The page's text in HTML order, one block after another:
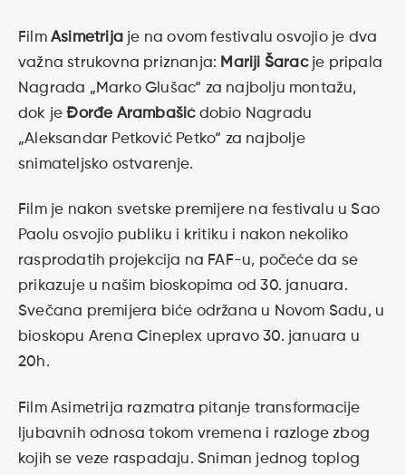
Film Asimetrija je na ovom festivalu osvojio je dva
važna strukovna priznanja: Mariji Šaracje pripala
Nagrada „Marko Glušac“ za najbolju montažu,
dok jeĐorđe Arambašićdobio Nagradu
„Aleksandar Petković Petko“ za najbolje
snimateljsko ostvarenje.
Film je nakon svetske premijere na festivalu u Sao
Paolu osvojio publiku i kritiku i nakon nekoliko
rasprodatih projekcija na FAF-u, počeće da se
prikazuje u našim bioskopima od 30. januara.
Svečana premijera biće održana u Novom Sadu, u
bioskopu Arena Cineplex upravo 30. januara u
20h.
Film Asimetrija razmatra pitanje transformacije
ljubavnih odnosa tokom vremena i razloge zbog
kojih se veze raspadaju. Sniman jednog toplog